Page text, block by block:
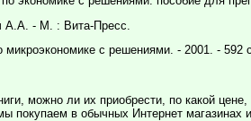
А.А. - М. : Вита-Пресс.
микроэкономике с решениями. - 2001. - 592
можно ли их приобрести, по какой
покупаем в обычных Интернет магазинах